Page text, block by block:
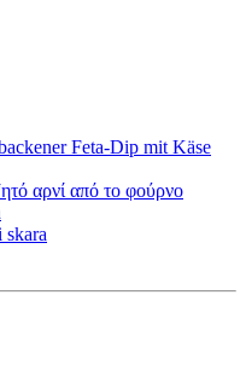
Feta-Dip mit Käse
αρνί από το φούρνο